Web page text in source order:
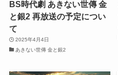
BS時代劇 あきない世傳 金
と銀2 再放送の予定につい
て
2025年4月4日
あきない世傳 金と銀2